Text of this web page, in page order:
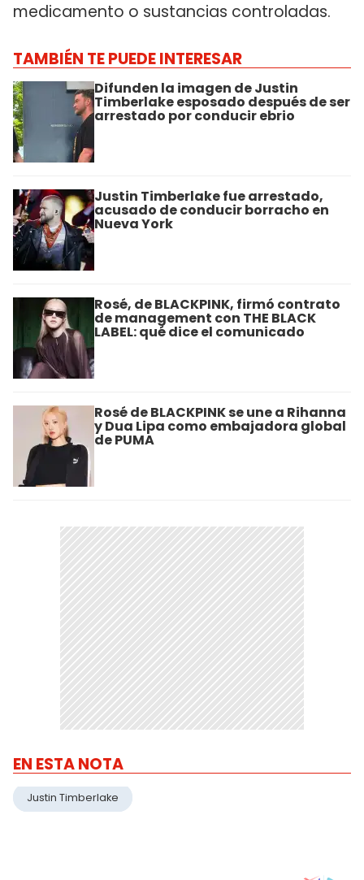
medicamento o sustancias controladas.
TAMBIÉN TE PUEDE INTERESAR
Difunden la imagen de Justin
Timberlake esposado después de ser
arrestado por conducir ebrio
Justin Timberlake fue arrestado,
acusado de conducir borracho en
Nueva York
Rosé, de BLACKPINK, firmó contrato
de management con THE BLACK
LABEL: qué dice el comunicado
Rosé de BLACKPINK se une a Rihanna
y Dua Lipa como embajadora global
de PUMA
EN ESTA NOTA
Justin Timberlake